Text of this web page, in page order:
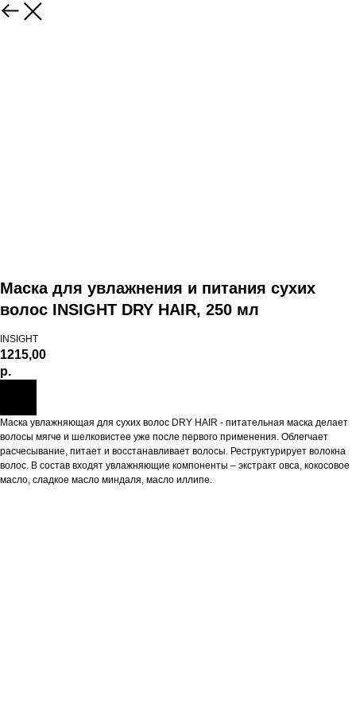
Маска для увлажнения и питания сухих
волос INSIGHT DRY HAIR, 250 мл
INSIGHT
1215,00
р.
Маска увлажняющая для сухих волос DRY HAIR - питательная маска делает
волосы мягче и шелковистее уже после первого применения. Облегчает
расчесывание, питает и восстанавливает волосы. Реструктурирует волокна
волос. В состав входят увлажняющие компоненты – экстракт овса, кокосовое
масло, сладкое масло миндаля, масло иллипе.